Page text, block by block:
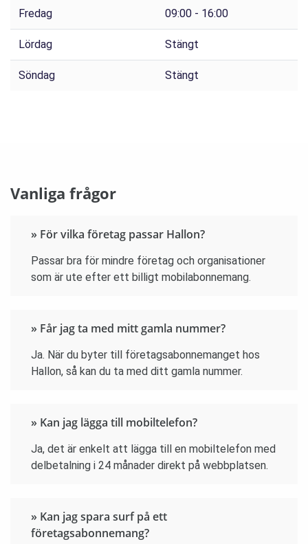
Fredag 09:00 - 16:00
Lördag Stängt
Söndag Stängt
Vanliga frågor
» För vilka företag passar Hallon?
Passar bra för mindre företag och organisationer
som är ute efter ett billigt mobilabonnemang.
» Får jag ta med mitt gamla nummer?
Ja. När du byter till företagsabonnemanget hos
Hallon, så kan du ta med ditt gamla nummer.
» Kan jag lägga till mobiltelefon?
Ja, det är enkelt att lägga till en mobiltelefon med
delbetalning i 24 månader direkt på webbplatsen.
» Kan jag spara surf på ett
företagsabonnemang?